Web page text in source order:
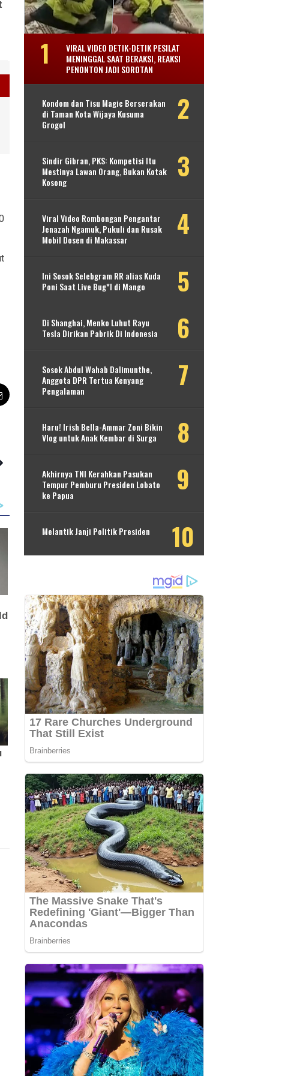
VIRAL VIDEO DETIK-DETIK PESILAT
MENINGGAL SAAT BERAKSI, REAKSI
PENONTON JADI SOROTAN
Kondom dan Tisu Magic Berserakan
di Taman Kota Wijaya Kusuma
Grogol
Sindir Gibran, PKS: Kompetisi Itu
Mestinya Lawan Orang, Bukan Kotak
Kosong
Viral Video Rombongan Pengantar
Jenazah Ngamuk, Pukuli dan Rusak
Mobil Dosen di Makassar
Ini Sosok Selebgram RR alias Kuda
Poni Saat Live Bug*l di Mango
Di Shanghai, Menko Luhut Rayu
Tesla Dirikan Pabrik Di Indonesia
Sosok Abdul Wahab Dalimunthe,
Anggota DPR Tertua Kenyang
Pengalaman
Haru! Irish Bella-Ammar Zoni Bikin
Vlog untuk Anak Kembar di Surga
Akhirnya TNI Kerahkan Pasukan
Tempur Pemburu Presiden Lobato
ke Papua
Melantik Janji Politik Presiden